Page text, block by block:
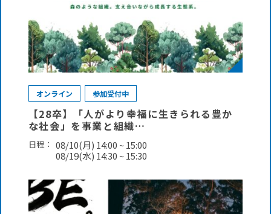
オンライン 参加受付中
【28卒】「人がより幸福に生きられる豊か
な社会」を事業と組織…
日程： 08/10(月) 14:00 ~ 15:00
08/19(水) 14:30 ~ 15:30